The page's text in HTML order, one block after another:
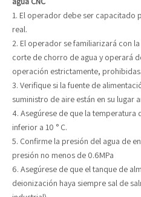
1. El operador debe ser capacitado
real.
2. El operador se familiarizará con
corte de chorro de agua y operará
operación estrictamente, prohibidas.
3. Verifique si la fuente de
suministro de aire están en su lugar
4. Asegúrese de que la temperatura
inferior a 10 ° C.
5. Confirme la presión del agua de
presión no menos de 0.6MPa
6. Asegúrese de que el tanque de
deionización haya siempre sal de